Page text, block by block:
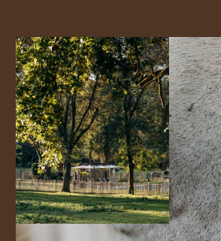
EIN
HOTEL IN
Die Domaine de Biar erstreckt
Hektar unberührter Natur.
hier eine
zertifiziert und von Écotable für
eine nachhaltige
bemühen wir uns, ein
Ökosystem zu erhalten und
im Einklang mit der